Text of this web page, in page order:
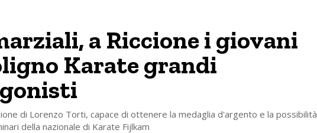
a Riccione i giovani
Karate grandi
di Lorenzo Torti, capace di ottenere la medaglia d'argento e la possibilità
della nazionale di Karate Fijlkam